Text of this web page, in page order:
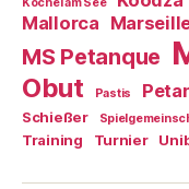
Mallorca
MS Petanque
Obut Pastis
Schießer
Training
Turnier